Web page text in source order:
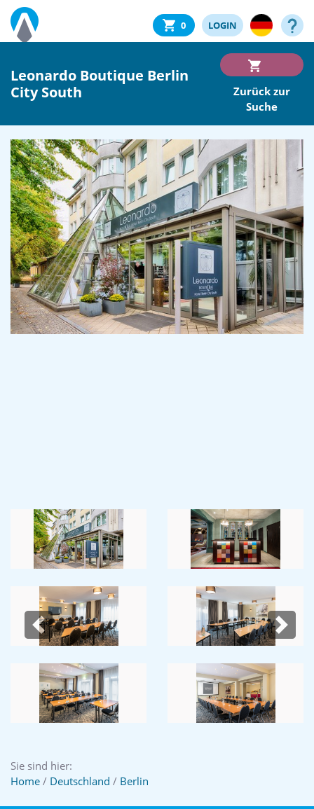
0 LOGIN
Leonardo Boutique Berlin
City South
Zurück zur
Suche
Previous Next
Sie sind hier:
Home / Deutschland / Berlin